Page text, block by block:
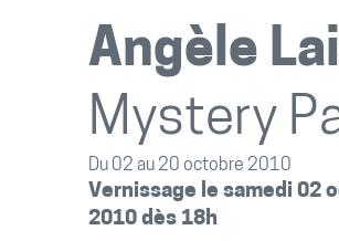
Angèle
Mystery
Du 02 au 20 octobre 2010
Vernissage le samedi 02
2010 dès 18h